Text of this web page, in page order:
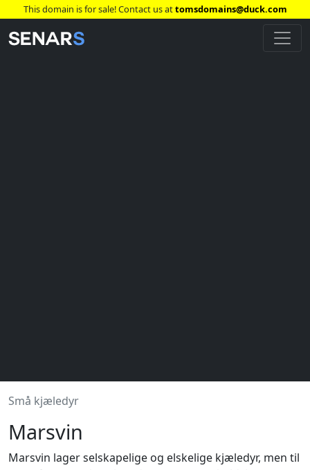
This domain is for sale! Contact us attomsdomains@duck.com
Små kjæledyr
Marsvin
Marsvin lager selskapelige og elskelige kjæledyr, men til